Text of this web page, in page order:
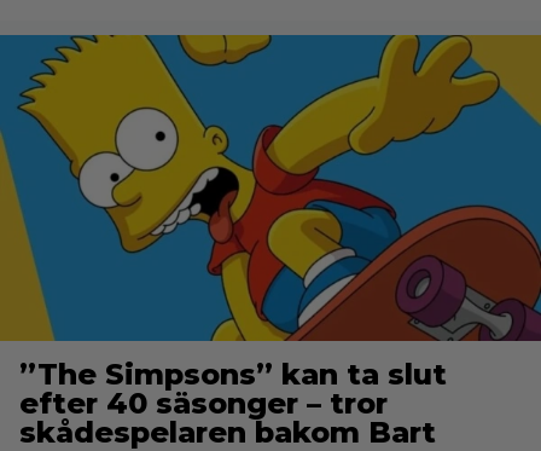
”The Simpsons” kan ta slut
efter 40 säsonger – tror
skådespelaren bakom Bart